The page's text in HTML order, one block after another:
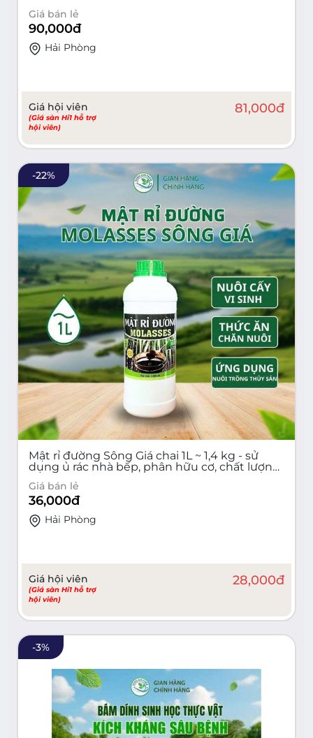
Giá bán lẻ
90,000đ
Hải Phòng
Giá hội viên
(Giá sàn Hi1 hỗ trợ
hội viên)
81,000đ
-22%
Mật rỉ đường Sông Giá chai 1L ~ 1,4 kg - sử
dụng ủ rác nhà bếp, phân hữu cơ, chất lượng
Giá bán lẻ
36,000đ
Hải Phòng
Giá hội viên
(Giá sàn Hi1 hỗ trợ
hội viên)
28,000đ
-3%